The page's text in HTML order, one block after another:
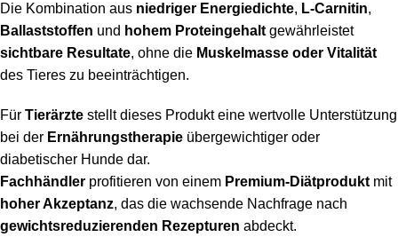
Die Kombination aus niedriger Energiedichte, L-Carnitin,
Ballaststoffen und hohem Proteingehalt gewährleistet
sichtbare Resultate, ohne die Muskelmasse oder Vitalität
des Tieres zu beeinträchtigen.
Für Tierärzte stellt dieses Produkt eine wertvolle Unterstützung
bei der Ernährungstherapie übergewichtiger oder
diabetischer Hunde dar.
Fachhändler profitieren von einem Premium-Diätprodukt mit
hoher Akzeptanz, das die wachsende Nachfrage nach
gewichtsreduzierenden Rezepturen abdeckt.